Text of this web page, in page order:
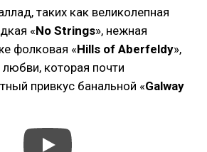
таких как великолепная
«No Strings», нежная
фолковая «Hills of Aberfeldy»,
любви, которая почти
привкус банальной «Galway